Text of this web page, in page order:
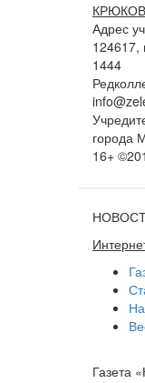
Адрес
124617,
1444
города
16+
Газета